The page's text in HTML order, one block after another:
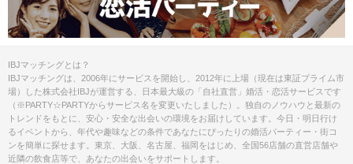
IBJマッチングとは？
IBJマッチングは、2006年にサービスを開始し、2012年に上場（現在は東証プライム市
場）した株式会社IBJが運営する、日本最大級の「自社直営」婚活・恋活サービスです
（※PARTY☆PARTYからサービス名を変更いたしました）。独自のノウハウと最新の
トレンドをもとに、安心・安全な出会いの環境をお届けしています。今日・明日行け
るイベントから、年代や趣味などの条件であなたにぴったりの婚活パーティー・街コ
ンを簡単に探せます。東京、大阪、名古屋、福岡をはじめ、全国56店舗の直営店舗や
近隣の飲食店等で、あなたの出会いをサポートします。